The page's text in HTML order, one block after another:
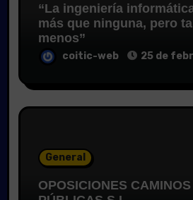
“La ingeniería
más que ninguna, pero
menos”
coitic-web 25 de
General
OPOSICIONES